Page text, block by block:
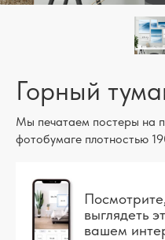
Горный
Мы печатаем постеры на
фотобумаге плотностью
выглядеть
вашем